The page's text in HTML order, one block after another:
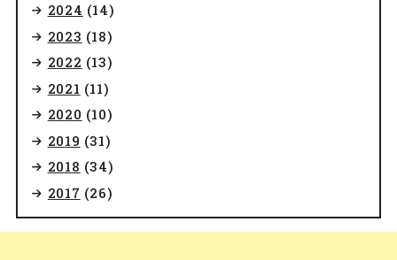
2024 (14)
2023 (18)
2022 (13)
2021 (11)
2020 (10)
2019 (31)
2018 (34)
2017 (26)